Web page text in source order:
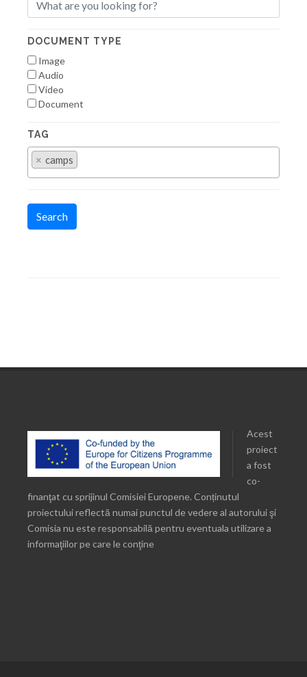
DOCUMENT TYPE
Image
Audio
Video
Document
TAG
× camps
Search
Acest
proiect
a fost
co-
finanţat cu sprijinul Comisiei Europene. Conținutul
proiectului reflectă numai punctul de vedere al autorului şi
Comisia nu este responsabilă pentru eventuala utilizare a
informaţiilor pe care le conţine